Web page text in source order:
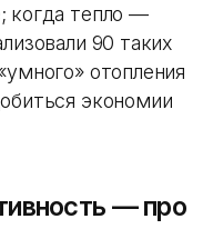
когда тепло —
90 таких
отопления
экономии
— про